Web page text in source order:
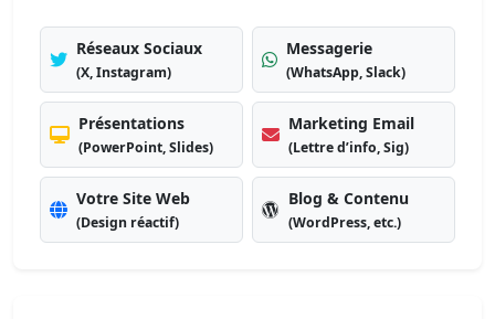
Réseaux Sociaux
(X, Instagram)
Messagerie
(WhatsApp, Slack)
Présentations
(PowerPoint, Slides)
Marketing Email
(Lettre d’info, Sig)
Votre Site Web
(Design réactif)
Blog & Contenu
(WordPress, etc.)